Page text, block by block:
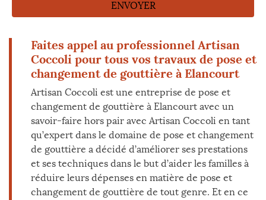
Faites appel au professionnel Artisan
Coccoli pour tous vos travaux de pose et
changement de gouttière à Elancourt
Artisan Coccoli est une entreprise de pose et
changement de gouttière à Elancourt avec un
savoir-faire hors pair avec Artisan Coccoli en tant
qu’expert dans le domaine de pose et changement
de gouttière a décidé d’améliorer ses prestations
et ses techniques dans le but d’aider les familles à
réduire leurs dépenses en matière de pose et
changement de gouttière de tout genre. Et en ce